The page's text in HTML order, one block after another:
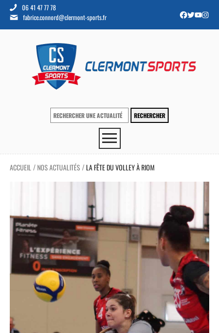
06 41 47 77 78
fabrice.connord@clermont-sports.fr
ACCUEIL / NOS ACTUALITÉS /LA FÊTE DU VOLLEY À RIOM